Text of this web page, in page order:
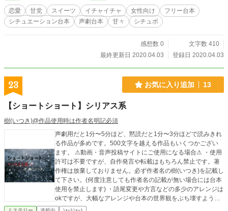
恋愛 甘党 スイーツ イチャイチャ 女性向け
フリー台本
シチュエーション台本
声劇台本 甘々 シチュボ
感想数 0
文字数 410
最終更新日 2020.04.03
登録日 2020.04.03
23 お気に入り追加 13
【ショートショート】シリアス系
樹(いつき)@作品使用時は作者名明記必須
声劇用だと1分〜5分ほど、黙読だと1分〜3分ほどで読みきれ
る作品が多めです。500文字を越える作品もいくつかござい
ます。 ⚠動画・音声投稿サイトにご使用になる場合⚠ ・使用
許可は不要ですが、自作発言や転載はもちろん禁止です。著
作権は放棄しておりません。必ず作者名の樹(いつき)を記載し
て下さい。(何度注意しても作者名の記載が無い場合には台本
使用を禁止します) ・語尾変更や方言などの多少のアレンジは
okですが、大幅なアレンジや台本の世界観をぶち壊すような
アレンジやエフェクトなどはご遠慮願います。 その他の詳細